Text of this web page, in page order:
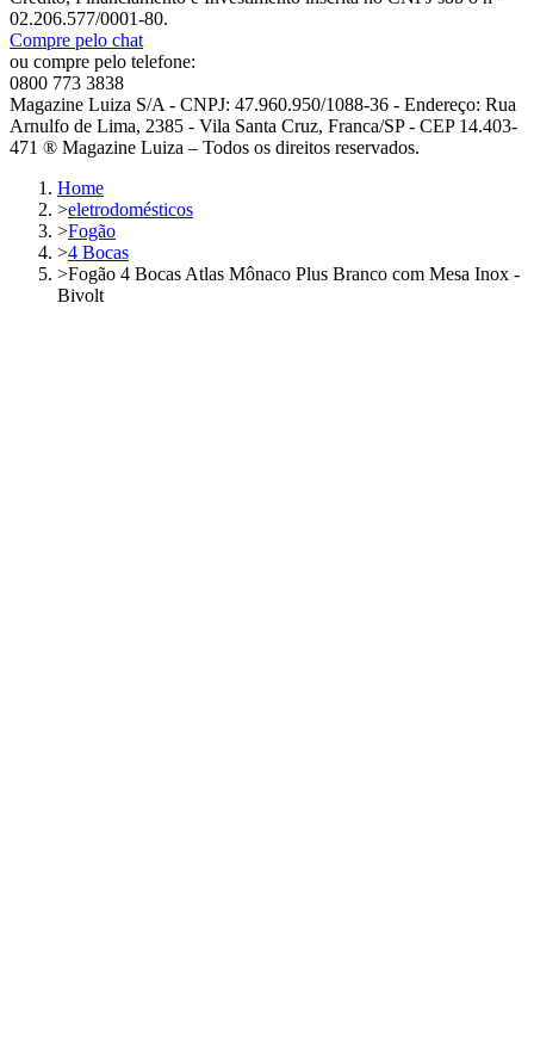
02.206.577/0001-80.
Compre pelo chat
ou compre pelo telefone:
0800 773 3838
Magazine Luiza S/A - CNPJ: 47.960.950/1088-36 - Endereço: Rua
Arnulfo de Lima, 2385 - Vila Santa Cruz, Franca/SP - CEP 14.403-
471 ® Magazine Luiza – Todos os direitos reservados.
Home
>eletrodomésticos
>Fogão
>4 Bocas
>Fogão 4 Bocas Atlas Mônaco Plus Branco com Mesa Inox -
Bivolt